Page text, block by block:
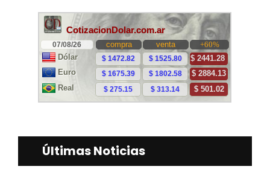
Últimas Noticias